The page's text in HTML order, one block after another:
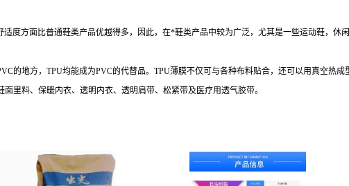
度方面比普通鞋类产品优越得多，因此，在*鞋类产品中较为广泛，尤其是一些运动鞋，休闲
的地方，TPU均能成为PVC的代替品。TPU薄膜不仅可与各种布料贴合，还可以用真空热
里料、保暖内衣、透明内衣、透明肩带、松紧带及医疗用透气胶带。